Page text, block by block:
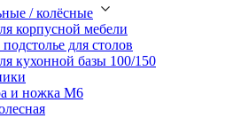
/ колёсные
корпусной мебели
для столов
кухонной базы 100/150
и ножка М6